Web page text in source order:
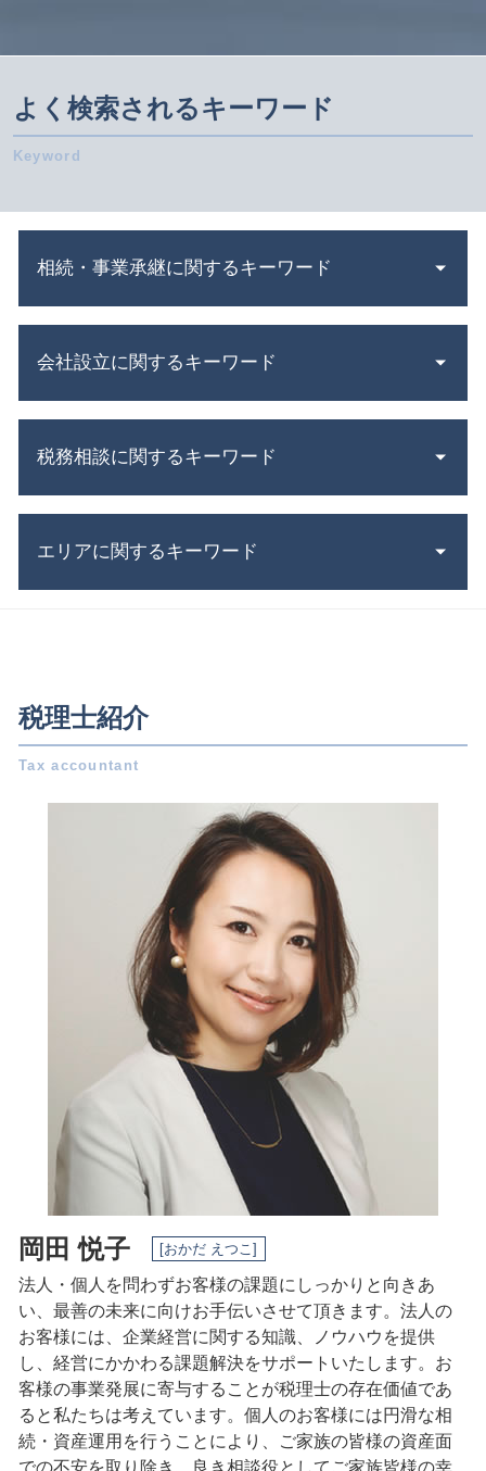
よく検索されるキーワード
相続・事業承継に関するキーワード
株式譲渡 手続き
資本 参加
株式 移転
株式交換 わかりやすく
死亡保険金 相続税
相続 債務
相続 必要書類
遺言書 効力 期間
相続税 対策
株式 譲渡 契約書 とは
会社設立に関するキーワード
会社設立 税理士
年末調整 計算
株式会社設立 流れ
定款 とは
会社設立 期間
会社設立 流れ
助成金 制度
法人 税金 納付方法
法人設立 届出書
会社設立 助成金
会社設立 個人事業主
税務相談に関するキーワード
法人税 赤字
法人 節税
青色申告 決算書
税務調査 時期
税理士 顧問契約
決算書 とは
青色申告 決算書 書き方
所得税 扶養
所得税 納付期限
決算書 書き方
エリアに関するキーワード
事業承継 稲沢市 税理士
会社設立 日進市 相談
事業承継 稲沢市 相談
相続 名古屋市 税理士
相続 三重県 相談
税務相談 名古屋市 税理士
会社設立 岐阜県 相談
事業承継 名古屋市 税理士
税務相談 稲沢市 税理士
税務相談 愛知県 相談
会社設立 名古屋市 相談
事業承継 岐阜県 税理士
相続 岐阜県 税理士
税務相談 愛知県 税理士
会社設立 稲沢市 税理士
税理士紹介
岡田 悦子 [おかだ えつこ]
法人・個人を問わずお客様の課題にしっかりと向きあ
い、最善の未来に向けお手伝いさせて頂きます。法人の
お客様には、企業経営に関する知識、ノウハウを提供
し、経営にかかわる課題解決をサポートいたします。 お
客様の事業発展に寄与することが税理士の存在価値であ
ると私たちは考えています。 個人のお客様には円滑な相
続・資産運用を行うことにより、ご家族の皆様の資産面
での不安を取り除き、良き相談役としてご家族皆様の幸